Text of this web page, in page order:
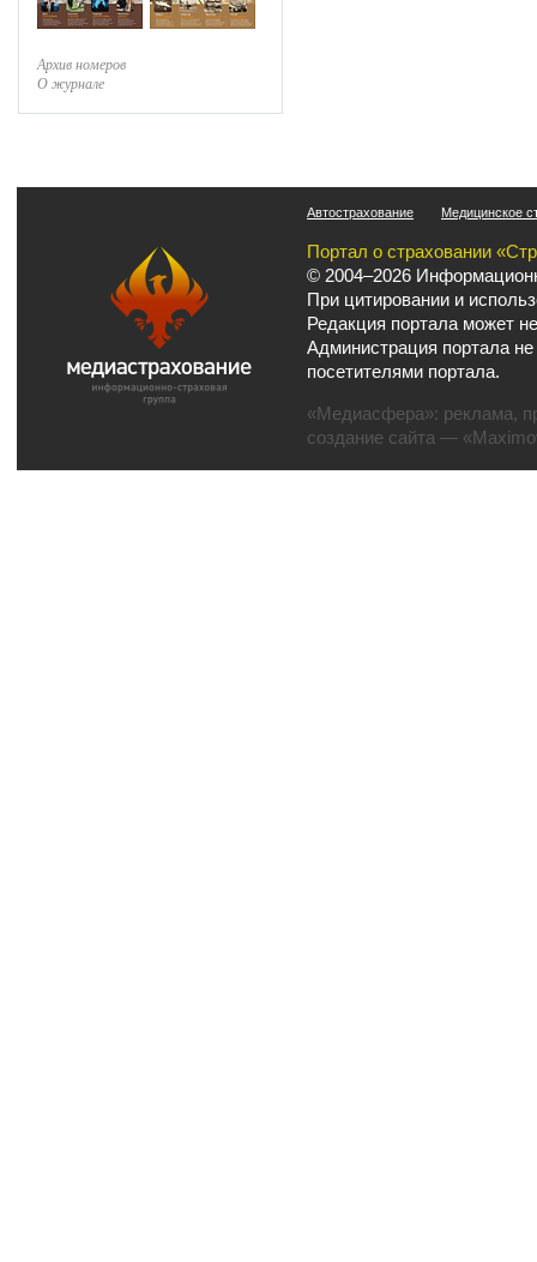
Архив номеров
О журнале
Автострахование Медицинское
Портал о страховании
© 2004–2026
При цитировании и
Редакция портала может
Администрация портала
посетителями портала.
«Медиасфера»: реклама,
создание сайта —